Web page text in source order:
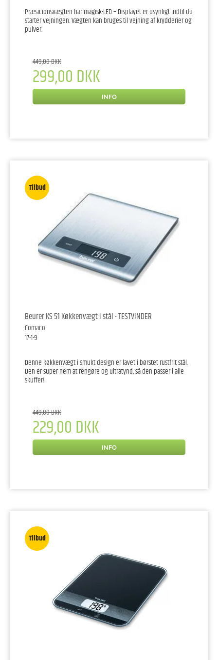
Præsicionsvægten har magisk-LED – Displayet er usynligt indtil du
starter vejningen. Vægten kan bruges til vejning af krydderier og
pulver.
449,00 DKK
299,00 DKK
INFO
Tilbud
Beurer KS 51 Køkkenvægt i stål - TESTVINDER
Comaco
17-1-9
Denne køkkenvægt i smukt design er lavet i børstet rustfrit stål.
Den er super nem at rengøre og ultratynd, så den passer i alle
skuffer!
449,00 DKK
229,00 DKK
INFO
Tilbud